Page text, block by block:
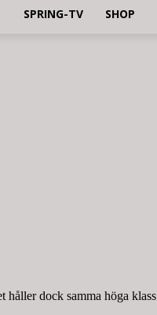
SPRING-TV SHOP
dock samma höga